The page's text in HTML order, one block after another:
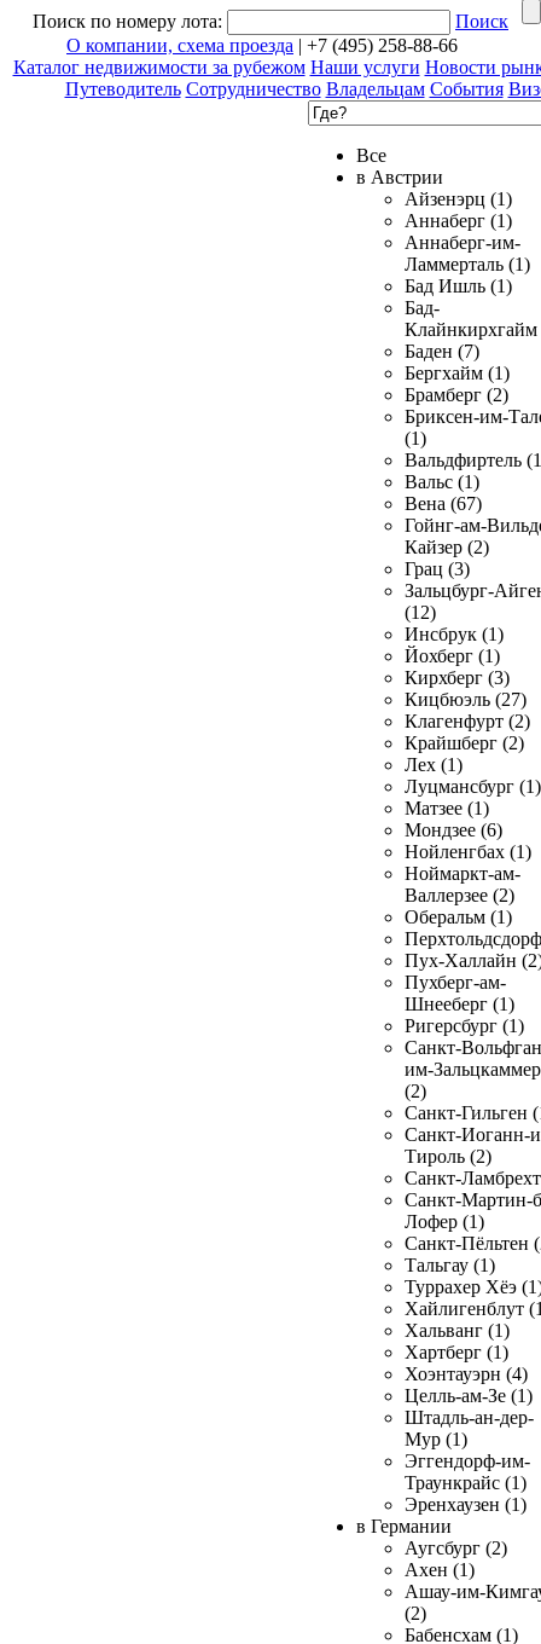
Поиск по номеру лота:
Поиск
О компании, схема проезда | +7 (495) 258-88-66
Каталог недвижимости за рубежом Наши услуги Новости
Путеводитель Сотрудничество Владельцам События
Все
в Австрии
Айзенэрц (1)
Аннаберг (1)
Аннаберг-им-
Ламмерталь (1)
Бад Ишль (1)
Бад-
Клайнкирхгайм
Баден (7)
Бергхайм (1)
Брамберг (2)
Бриксен-им-
(1)
Вальдфиртель
Вальс (1)
Вена (67)
Гойнг-ам-
Кайзер (2)
Грац (3)
Зальцбург-
(12)
Инсбрук (1)
Йохберг (1)
Кирхберг (3)
Кицбюэль (27)
Клагенфурт (2)
Крайшберг (2)
Лех (1)
Луцмансбург (1)
Матзее (1)
Мондзее (6)
Нойленгбах (1)
Ноймаркт-ам-
Валлерзее (2)
Оберальм (1)
Пух-Халлайн
Пухберг-ам-
Шнееберг (1)
Ригерсбург (1)
Санкт-
им-
(2)
Санкт-Гильген
Санкт-Иоганн-
Тироль (2)
Санкт-
Санкт-Мартин-
Лофер (1)
Санкт-Пёльтен
Тальгау (1)
Туррахер Хёэ
Хайлигенблут
Хальванг (1)
Хартберг (1)
Хоэнтауэрн (4)
Целль-ам-Зе (1)
Штадль-ан-дер-
Мур (1)
Эггендорф-им-
Траункрайс (1)
Эренхаузен (1)
в Германии
Аугсбург (2)
Ахен (1)
Ашау-им-
(2)
Бабенсхам (1)